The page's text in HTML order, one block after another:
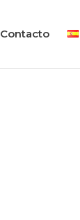
Contacto